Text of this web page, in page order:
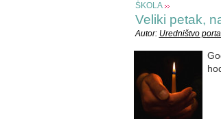
ŠKOLA
Veliki petak,
Autor: Uredništvo